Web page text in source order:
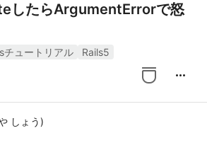
したらArgumentErrorで怒
チュートリアル Rails5
more_horiz
しょう)